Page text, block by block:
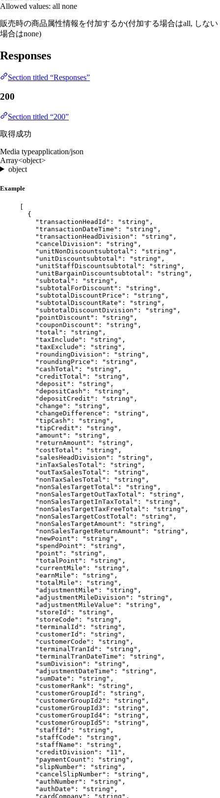
Allowed values: all none
販売時の商品属性情報を付加するか(付加する場合はall, しない
場合はnone)
Responses
Section titled “Responses”
200
Section titled “200”
取得成功
Media typeapplication/json
Array<object>
object
Example
{
"transactionHeadId" : " string " ,
"transactionDateTime" : " string " ,
"transactionHeadDivision" : " string " ,
"cancelDivision" : " string " ,
"unitNonDiscountsubtotal" : " string " ,
"unitDiscountsubtotal" : " string " ,
"unitStaffDiscountsubtotal" : " string " ,
"unitBargainDiscountsubtotal" : " string " ,
"subtotal" : " string " ,
"subtotalForDiscount" : " string " ,
"subtotalDiscountPrice" : " string " ,
"subtotalDiscountRate" : " string " ,
"subtotalDiscountDivision" : " string " ,
"pointDiscount" : " string " ,
"couponDiscount" : " string " ,
"total" : " string " ,
"taxInclude" : " string " ,
"taxExclude" : " string " ,
"roundingDivision" : " string " ,
"roundingPrice" : " string " ,
"cashTotal" : " string " ,
"creditTotal" : " string " ,
"deposit" : " string " ,
"depositCash" : " string " ,
"depositCredit" : " string " ,
"change" : " string " ,
"changeDifference" : " string " ,
"tipCash" : " string " ,
"tipCredit" : " string " ,
"amount" : " string " ,
"returnAmount" : " string " ,
"costTotal" : " string " ,
"salesHeadDivision" : " string " ,
"inTaxSalesTotal" : " string " ,
"outTaxSalesTotal" : " string " ,
"nonTaxSalesTotal" : " string " ,
"nonSalesTargetTotal" : " string " ,
"nonSalesTargetOutTaxTotal" : " string " ,
"nonSalesTargetInTaxTotal" : " string " ,
"nonSalesTargetTaxFreeTotal" : " string " ,
"nonSalesTargetCostTotal" : " string " ,
"nonSalesTargetAmount" : " string " ,
"nonSalesTargetReturnAmount" : " string " ,
"newPoint" : " string " ,
"spendPoint" : " string " ,
"point" : " string " ,
"totalPoint" : " string " ,
"currentMile" : " string " ,
"earnMile" : " string " ,
"totalMile" : " string " ,
"adjustmentMile" : " string " ,
"adjustmentMileDivision" : " string " ,
"adjustmentMileValue" : " string " ,
"storeId" : " string " ,
"storeCode" : " string " ,
"terminalId" : " string " ,
"customerId" : " string " ,
"customerCode" : " string " ,
"terminalTranId" : " string " ,
"terminalTranDateTime" : " string " ,
"sumDivision" : " string " ,
"adjustmentDateTime" : " string " ,
"sumDate" : " string " ,
"customerRank" : " string " ,
"customerGroupId" : " string " ,
"customerGroupId2" : " string " ,
"customerGroupId3" : " string " ,
"customerGroupId4" : " string " ,
"customerGroupId5" : " string " ,
"staffId" : " string " ,
"staffCode" : " string " ,
"staffName" : " string " ,
"creditDivision" : " 11 " ,
"paymentCount" : " string " ,
"slipNumber" : " string " ,
"cancelSlipNumber" : " string " ,
"authNumber" : " string " ,
"authDate" : " string " ,
"cardCompany" : " string " ,